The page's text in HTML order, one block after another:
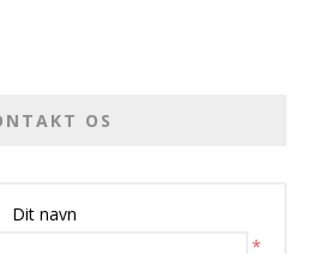
OS
Dit navn
*